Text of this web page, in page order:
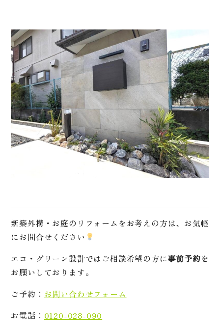
新築外構・お庭のリフォームをお考えの方は、お気軽
にお問合せください
エコ・グリーン設計ではご相談希望の方に事前予約を
お願いしております。
ご予約： お問い合わせフォーム
お電話： 0120-028-090